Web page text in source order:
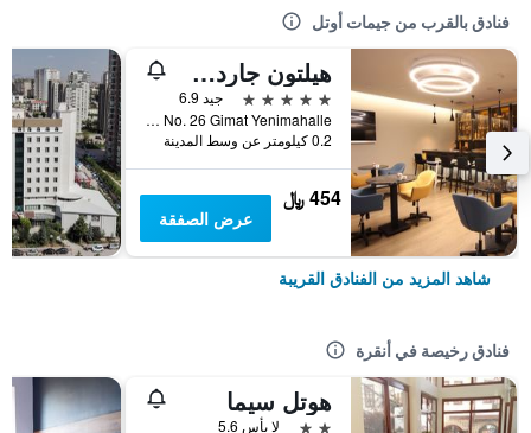
فنادق بالقرب من جيمات أوتل
هيلتون جاردن إن أنقرة جمات
5 نجوم
جيد 6.9
Camlica Mah. Anadolu Bulvari No. 26 Gimat Yenimahalle, أنقرة, تركيا
0.2 كيلومتر عن وسط المدينة
454 ﷼
عرض الصفقة
شاهد المزيد من الفنادق القريبة
فنادق رخيصة في أنقرة
هوتل سيما
2 نجمتين
لا بأس 5.6